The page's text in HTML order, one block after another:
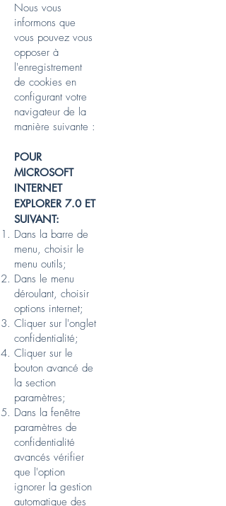
Nous vous
informons que
vous pouvez vous
opposer à
l'enregistrement
de cookies en
configurant votre
navigateur de la
manière suivante :
POUR
MICROSOFT
INTERNET
EXPLORER 7.0 ET
SUIVANT:
Dans la barre de
menu, choisir le
menu outils;
Dans le menu
déroulant, choisir
options internet;
Cliquer sur l'onglet
confidentialité;
Cliquer sur le
bouton avancé de
la section
paramètres;
Dans la fenêtre
paramètres de
confidentialité
avancés vérifier
que l'option
ignorer la gestion
automatique des